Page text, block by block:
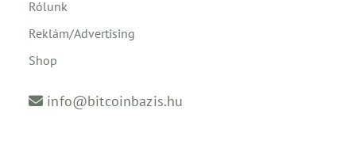
Rólunk
Reklám/Advertising
Shop
info@bitcoinbazis.hu